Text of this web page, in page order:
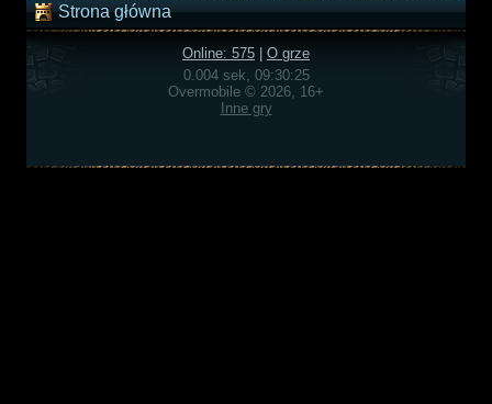
Strona główna
Online: 575
O grze
0.004 sek, 09:30:25
Overmobile © 2026, 16+
Inne gry